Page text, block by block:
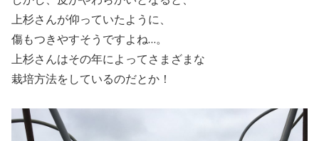
上杉さんが仰っていたように、
傷もつきやすそうですよね…。
上杉さんはその年によってさまざまな
栽培方法をしているのだとか！